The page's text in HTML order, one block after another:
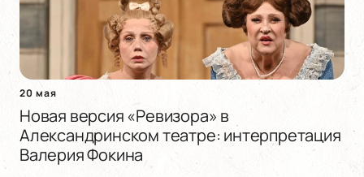
20 мая
Новая версия «Ревизора» в
Александринском театре: интерпретация
Валерия Фокина